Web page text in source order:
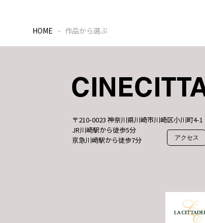
HOME 作品から選ぶ
〒210-0023 神奈川県川崎市川崎区小川町4-1
JR川崎駅から徒歩5分
京急川崎駅から徒歩7分
アクセス